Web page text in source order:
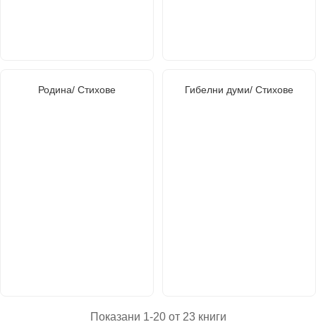
Родина/ Стихове Гибелни думи/ Стихове
Показани 1-20 от 23 книги